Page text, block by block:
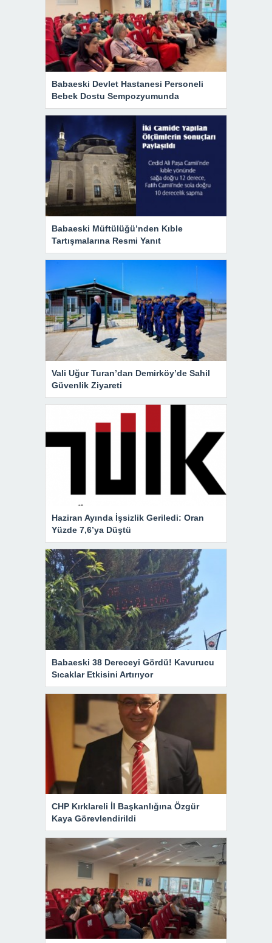
Babaeski Devlet Hastanesi Personeli
Bebek Dostu Sempozyumunda
Babaeski Müftülüğü’nden Kıble
Tartışmalarına Resmi Yanıt
Vali Uğur Turan’dan Demirköy’de Sahil
Güvenlik Ziyareti
Haziran Ayında İşsizlik Geriledi: Oran
Yüzde 7,6’ya Düştü
Babaeski 38 Dereceyi Gördü! Kavurucu
Sıcaklar Etkisini Artırıyor
CHP Kırklareli İl Başkanlığına Özgür
Kaya Görevlendirildi